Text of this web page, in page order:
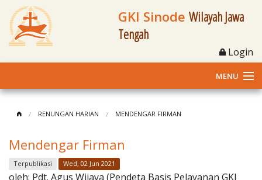
GKI Sinode Wilayah Jawa
Tengah
Login
MENU
Klasis dan Jemaat
RENUNGAN HARIAN MENDENGAR FIRMAN
Mendengar Firman
Terpublikasi Wed, 02 Jun 2021
oleh: Pdt. Agus Wijaya (Pendeta Basis Pelayanan GKI